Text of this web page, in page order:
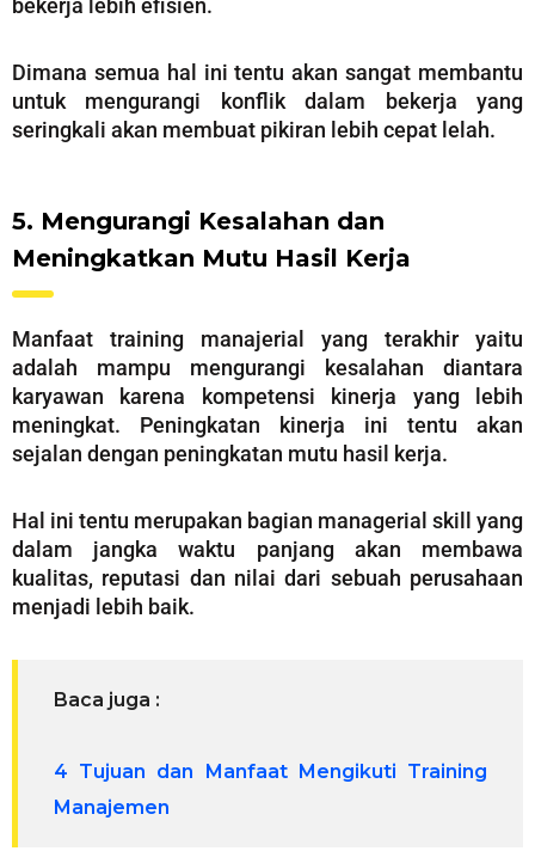
bekerja lebih efisien.
Dimana semua hal ini tentu akan sangat membantu
untuk mengurangi konflik dalam bekerja yang
seringkali akan membuat pikiran lebih cepat lelah.
5. Mengurangi Kesalahan dan
Meningkatkan Mutu Hasil Kerja
Manfaat training manajerial yang terakhir yaitu
adalah mampu mengurangi kesalahan diantara
karyawan karena kompetensi kinerja yang lebih
meningkat. Peningkatan kinerja ini tentu akan
sejalan dengan peningkatan mutu hasil kerja.
Hal ini tentu merupakan bagian managerial skill yang
dalam jangka waktu panjang akan membawa
kualitas, reputasi dan nilai dari sebuah perusahaan
menjadi lebih baik.
Baca juga :
4 Tujuan dan Manfaat Mengikuti Training
Manajemen